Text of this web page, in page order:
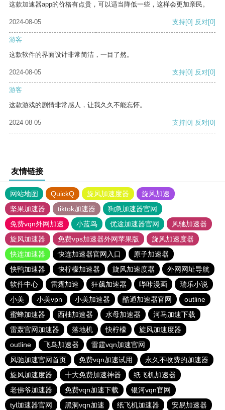
这款加速器app的价格有点贵，可以适当降低一些，这样会更加亲民。
2024-08-05 支持[0] 反对[0]
游客
这款软件的界面设计非常简洁，一目了然。
2024-08-05 支持[0] 反对[0]
游客
这款游戏的剧情非常感人，让我久久不能忘怀。
2024-08-05 支持[0] 反对[0]
友情链接
网站地图 QuickQ 旋风加速度器
旋风加速
坚果加速器
tiktok加速器
狗急加速器官网
免费vqn外网加速
小蓝鸟 优途加速器官网
风驰加速器
旋风加速器
免费vps加速器外网苹果版
旋风加速度器
快连加速器
快连加速器官网入口
原子加速器
快鸭加速器
快柠檬加速器 旋风加速度器
外网网址导航
软件中心
雷霆加速 狂飙加速器 哔咔漫画
瑞乐小说
小美
小美vpn 小美加速器 酷通加速器官网
outline
蜜蜂加速器
西柚加速器 水母加速器
河马加速下载
雷轰官网加速器
落地机 快柠檬
旋风加速度器
outline
飞鸟加速器
雷霆vqn加速官网
风驰加速官网首页
免费vqn加速试用
永久不收费的加速器
旋风加速度器
十大免费加速神器
纸飞机加速器
老佛爷加速器
免费vqn加速下载
银河vqn官网
tyl加速器官网
黑洞vqn加速 纸飞机加速器 安易加速器